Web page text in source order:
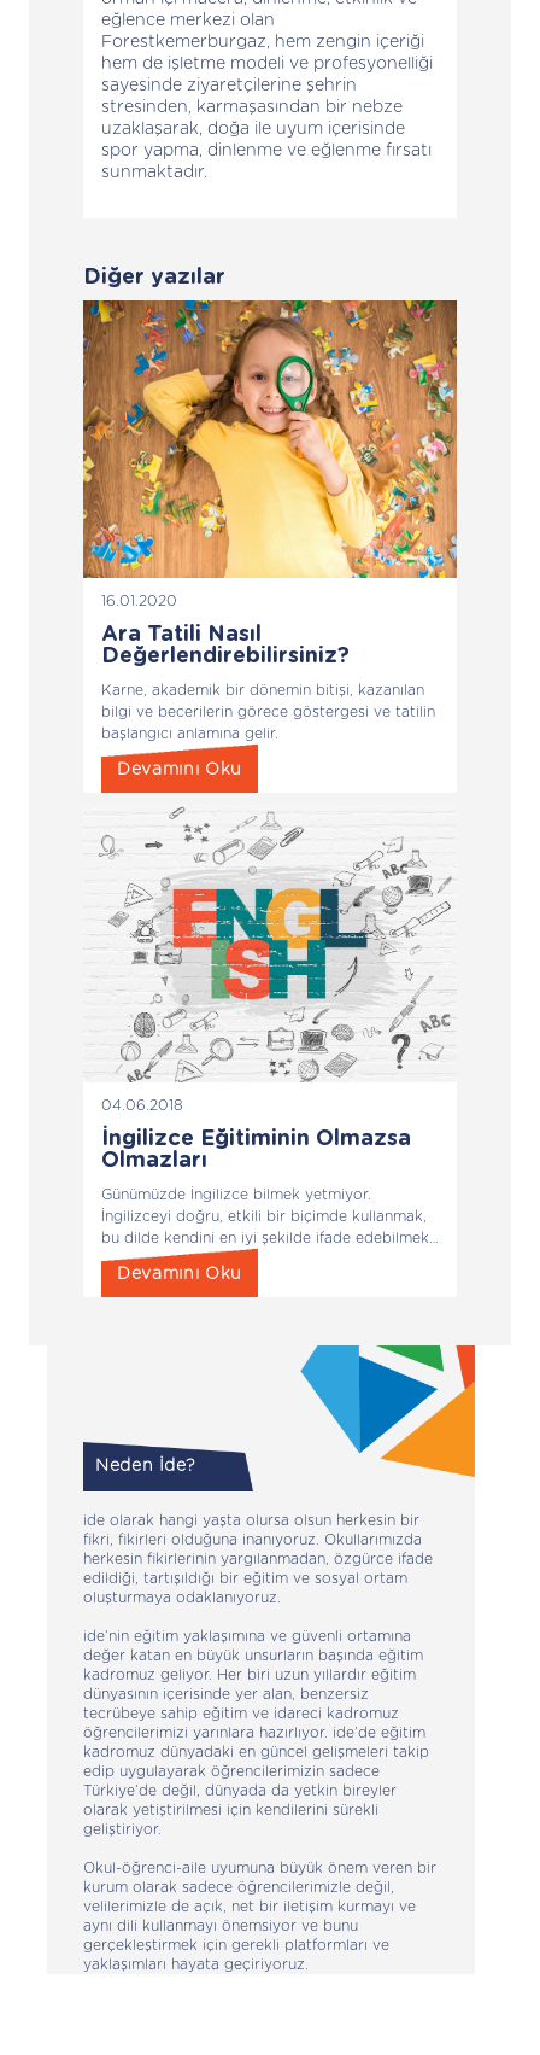
eğlence merkezi olan
Forestkemerburgaz, hem zengin içeriği
hem de işletme modeli ve profesyonelliği
sayesinde ziyaretçilerine şehrin
stresinden, karmaşasından bir nebze
uzaklaşarak, doğa ile uyum içerisinde
spor yapma, dinlenme ve eğlenme fırsatı
sunmaktadır.
Diğer yazılar
16.01.2020
Ara Tatili Nasıl
Değerlendirebilirsiniz?
Karne, akademik bir dönemin bitişi, kazanılan
bilgi ve becerilerin görece göstergesi ve tatilin
başlangıcı anlamına gelir.
Devamını Oku
04.06.2018
İngilizce Eğitiminin Olmazsa
Olmazları
Günümüzde İngilizce bilmek yetmiyor.
İngilizceyi doğru, etkili bir biçimde kullanmak,
bu dilde kendini en iyi şekilde ifade edebilmek
ve bunu uluslararası standartlarda yapabilmek
fark oluşturuyor.
Devamını Oku
Neden İde?
ide olarak hangi yaşta olursa olsun herkesin bir
fikri, fikirleri olduğuna inanıyoruz. Okullarımızda
herkesin fikirlerinin yargılanmadan, özgürce ifade
edildiği, tartışıldığı bir eğitim ve sosyal ortam
oluşturmaya odaklanıyoruz.
ide’nin eğitim yaklaşımına ve güvenli ortamına
değer katan en büyük unsurların başında eğitim
kadromuz geliyor. Her biri uzun yıllardır eğitim
dünyasının içerisinde yer alan, benzersiz
tecrübeye sahip eğitim ve idareci kadromuz
öğrencilerimizi yarınlara hazırlıyor. ide’de eğitim
kadromuz dünyadaki en güncel gelişmeleri takip
edip uygulayarak öğrencilerimizin sadece
Türkiye’de değil, dünyada da yetkin bireyler
olarak yetiştirilmesi için kendilerini sürekli
geliştiriyor.
Okul-öğrenci-aile uyumuna büyük önem veren bir
kurum olarak sadece öğrencilerimizle değil,
velilerimizle de açık, net bir iletişim kurmayı ve
aynı dili kullanmayı önemsiyor ve bunu
gerçekleştirmek için gerekli platformları ve
yaklaşımları hayata geçiriyoruz.